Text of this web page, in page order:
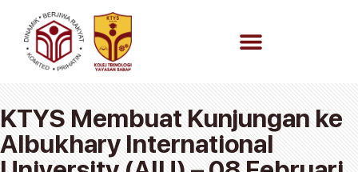
KTYS Membuat Kunjungan ke
Albukhary International